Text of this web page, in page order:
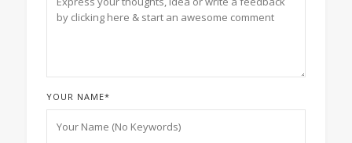
YOUR NAME*